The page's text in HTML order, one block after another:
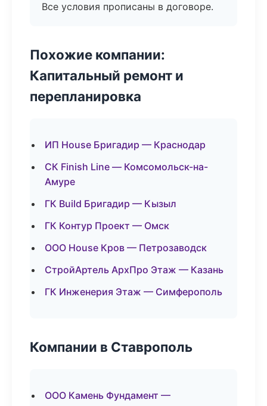
Все условия прописаны в договоре.
Похожие компании:
Капитальный ремонт и
перепланировка
ИП House Бригадир — Краснодар
СК Finish Line — Комсомольск-на-
Амуре
ГК Build Бригадир — Кызыл
ГК Контур Проект — Омск
ООО House Кров — Петрозаводск
СтройАртель АрхПро Этаж — Казань
ГК Инженерия Этаж — Симферополь
Компании в Ставрополь
ООО Камень Фундамент —